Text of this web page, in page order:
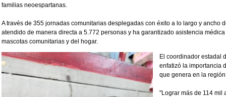
familias neoespartanas.
A través de 355 jornadas comunitarias desplegadas con éxito a lo largo y ancho
atendido de manera directa a 5.772 personas y ha garantizado asistencia
mascotas comunitarias y del hogar.
El coordinador estadal
enfatizó la importancia
que genera en la
"Lograr más de 114 mil